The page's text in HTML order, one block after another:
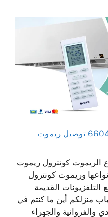
توصيل ريموت للمنزل 66041166 توصيل ريموت
الريموت كونترول ريموت
وريموت كونترول
القديمة
منزلكم أين ما كنتم في
والفروانية والجهراء